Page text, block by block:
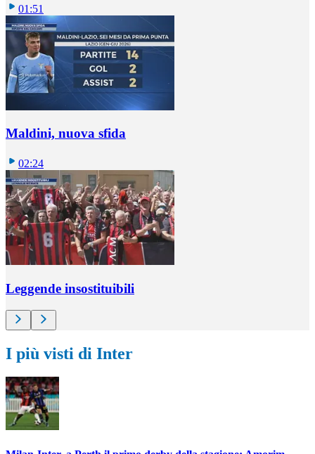
01:51
Maldini, nuova sfida
02:24
Leggende insostituibili
I più visti di Inter